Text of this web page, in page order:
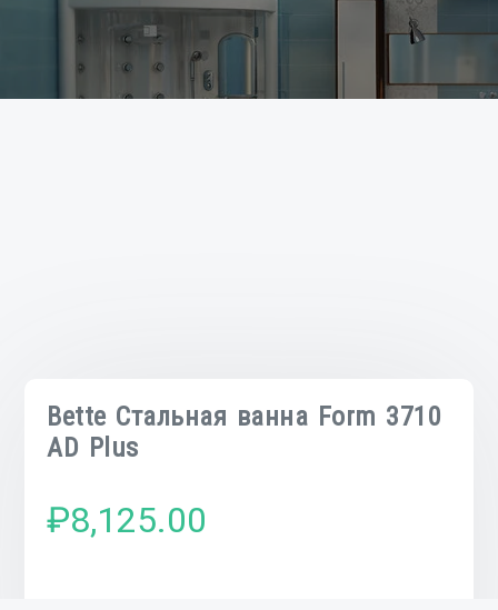
Bette Стальная ванна Form 3710
AD Plus
₽8,125.00